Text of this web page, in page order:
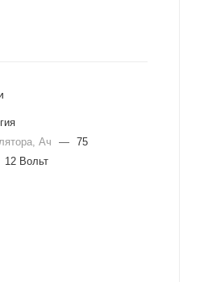
Ач
— 75
12 Вольт